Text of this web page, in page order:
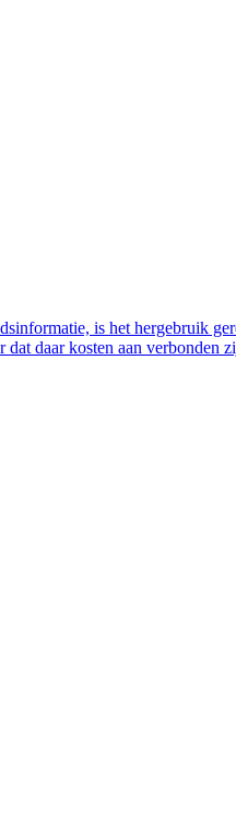
is het hergebruik
daar kosten aan